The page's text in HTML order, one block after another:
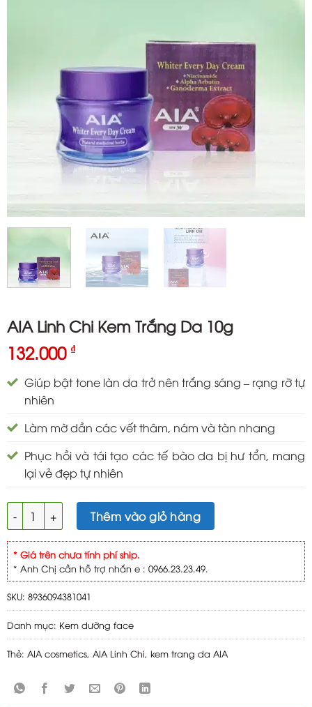
AIA Linh Chi Kem Trắng Da 10g
132.000 ₫
Giúp bật tone làn da trở nên trắng sáng – rạng rỡ tự
nhiên
Làm mờ dần các vết thâm, nám và tàn nhang
Phục hồi và tái tạo các tế bào da bị hư tổn, mang
lại vẻ đẹp tự nhiên
AIA Linh Chi Kem Trắng Da 10g số lượng
Thêm vào giỏ hàng
* Giá trên chưa tính phí ship.
* Anh Chị cần hỗ trợ nhắn e : 0966.23.23.49.
SKU: 8936094381041
Danh mục: Kem dưỡng face
Thẻ: AIA cosmetics, AIA Linh Chi, kem trang da AIA